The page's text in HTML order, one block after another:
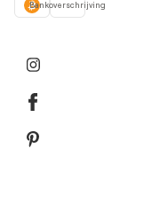
Bankoverschrijving